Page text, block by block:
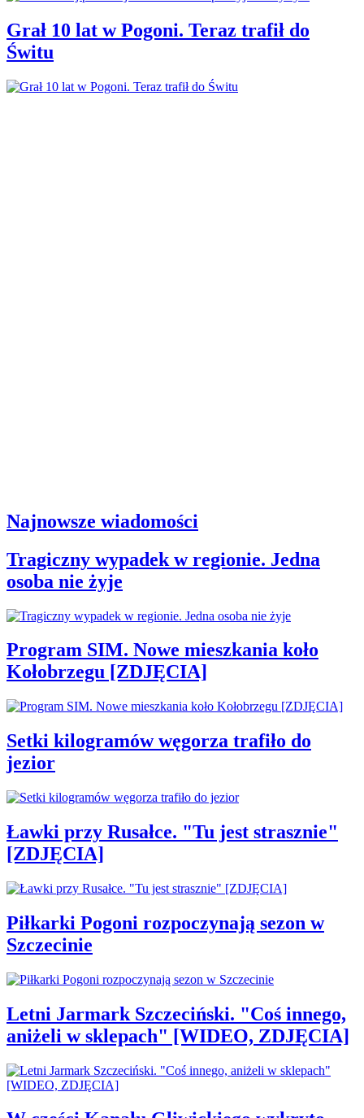
Grał 10 lat w Pogoni. Teraz trafił do
Świtu
Najnowsze wiadomości
Tragiczny wypadek w regionie. Jedna
osoba nie żyje
Program SIM. Nowe mieszkania koło
Kołobrzegu [ZDJĘCIA]
Setki kilogramów węgorza trafiło do
jezior
Ławki przy Rusałce. "Tu jest strasznie"
[ZDJĘCIA]
Piłkarki Pogoni rozpoczynają sezon w
Szczecinie
Letni Jarmark Szczeciński. "Coś innego,
aniżeli w sklepach" [WIDEO, ZDJĘCIA]